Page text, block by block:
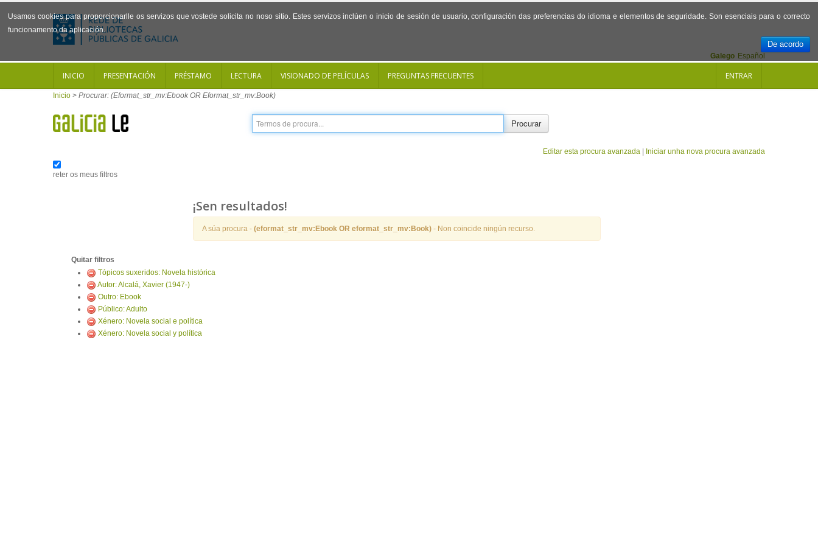
Usamos cookies para proporcionarlle os servizos que vostede solicita no noso sitio. Estes servizos inclúen o inicio de sesión de usuario, configuración das preferencias do idioma e elementos de seguridade. Son esenciais para o correcto
funcionamento da aplicación.
De acordo
Español
Galego
INICIO PRESENTACIÓN PRÉSTAMO LECTURA VISIONADO DE PELÍCULAS PREGUNTAS FRECUENTES ENTRAR
Inicio > Procurar: (Eformat_str_mv:Ebook OR Eformat_str_mv:Book)
Procurar
Editar esta procura avanzada Iniciar unha nova procura avanzada
reter os meus filtros
¡Sen resultados!
A súa procura - (eformat_str_mv:Ebook OR eformat_str_mv:Book) - Non coincide ningún recurso.
Quitar filtros
Tópicos suxeridos: Novela histórica
Autor: Alcalá, Xavier (1947-)
Outro: Ebook
Público: Adulto
Xénero: Novela social e política
Xénero: Novela social y política